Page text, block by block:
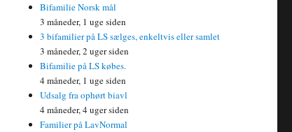
Bifamilie Norsk mål
3 måneder, 1 uge siden
3 bifamilier på LS sælges, enkeltvis eller samlet
3 måneder, 2 uger siden
Bifamilie på LS købes.
4 måneder, 1 uge siden
Udsalg fra ophørt biavl
4 måneder, 4 uger siden
Familier på LavNormal